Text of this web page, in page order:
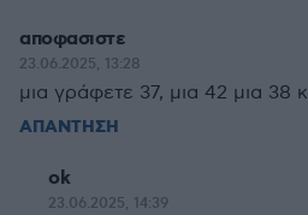
αποφασιστε
23.06.2025, 13:28
μια γράφετε 37, μια 42 μια 38
ΑΠΑΝΤΗΣΗ
ok
23.06.2025, 14:39